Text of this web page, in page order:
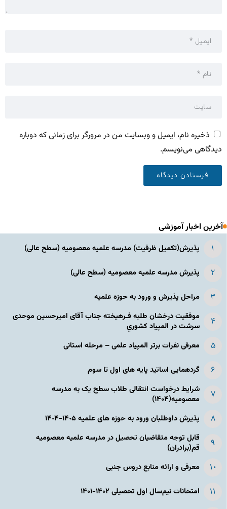
ذخیره نام، ایمیل و وبسایت من در مرورگر برای زمانی که دوباره
دیدگاهی می‌نویسم.
آخرین اخبار آموزشی
پذیرش(تکمیل ظرفیت) مدرسه علمیه معصومیه‌ (سطح عالی)
پذیرش مدرسه علمیه معصومیه‌ (سطح عالی)
مراحل پذیرش و ورود به حوزه علمیه
موفقیت درخشان طلبه فـرهیخته جناب آقای امیرحسین موحدی
سرشت در المپياد كشوري
معرفی نفرات برتر المپیاد علمی – مرحله استانی
گردهمایی اساتید پایه های اول تا سوم
شرایط درخواست انتقالی طلاب سطح یک به مدرسه
معصومیه(۱۴۰۴)
پذیرش داوطلبان ورود به حوزه های علمیه ١۴٠۵-١۴٠۴
قابل توجه متقاضیان تحصیل در مدرسه علمیه معصومیه
قم(برادران)
معرفی و ارائه منابع دروس جنبی
امتحانات نیم‌سال اول تحصیلی ۱۴۰۲-۱۴۰۱